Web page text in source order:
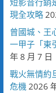
短影音行銷
現全攻略
曾國城、王
一甲子「東
年 8 月 7 日
戰火無情約
危機2026